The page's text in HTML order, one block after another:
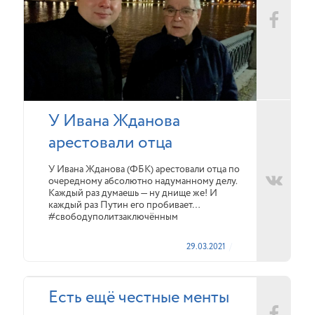
У Ивана Жданова
арестовали отца
У Ивана Жданова (ФБК) арестовали отца по
очередному абсолютно надуманному делу.
Каждый раз думаешь — ну днище же! И
каждый раз Путин его пробивает…
#свободуполитзаключённым
29.03.2021
Есть ещё честные менты